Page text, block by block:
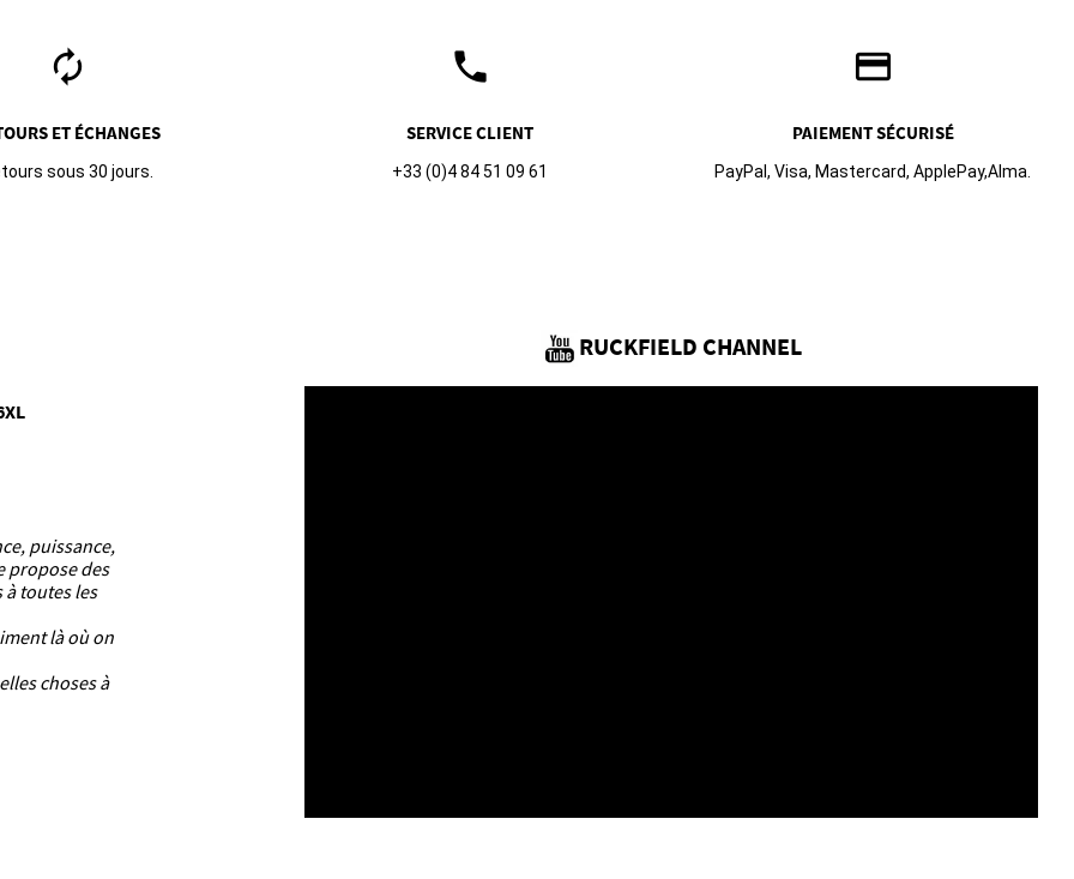
autorenew
ET ÉCHANGES
sous 30 jours.
phone
SERVICE CLIENT
+33 (0)4 84 51 09 61
credit_card
PAIEMENT SÉCURISÉ
PayPal, Visa, Mastercard, ApplePay,Alma.
puissance,
propose des
toutes les
là où on
choses à
RUCKFIELD CHANNEL